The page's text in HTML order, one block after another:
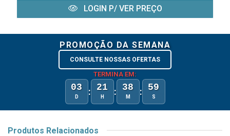
LOGIN P/ VER PREÇO
PROMOÇÃO DA SEMANA
CONSULTE NOSSAS OFERTAS
TERMINA EM:
03
D : 21
H : 38
M : 58
S
Produtos Relacionados